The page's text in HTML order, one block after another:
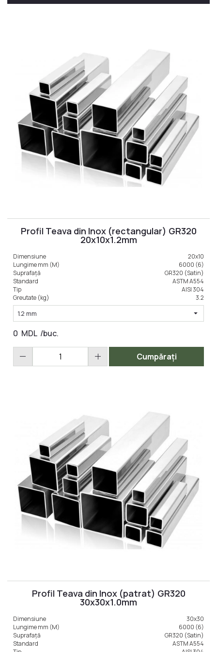
Materiale pentru sudură
Chiuvete din Inox
Cărucioare din Inox
Rafturi din Inox
Dulapuri din Inox
Hote din Inox
PENTRU VIN
Butoi din Inox
Profil Teava din Inox (rectangular) GR320
20x10x1.2mm
Dimensiune
20x10
Lungime mm (M)
6000 (6)
Suprafață
GR320 (Satin)
Standard
ASTM A554
Tip
AISI 304
Greutate (kg)
3.2
1.2 mm arrow_drop_down
0 MDL /buc.
remove add Cumpărați
Profil Teava din Inox (patrat) GR320
30x30x1.0mm
Dimensiune
30x30
Lungime mm (M)
6000 (6)
Suprafață
GR320 (Satin)
Standard
ASTM A554